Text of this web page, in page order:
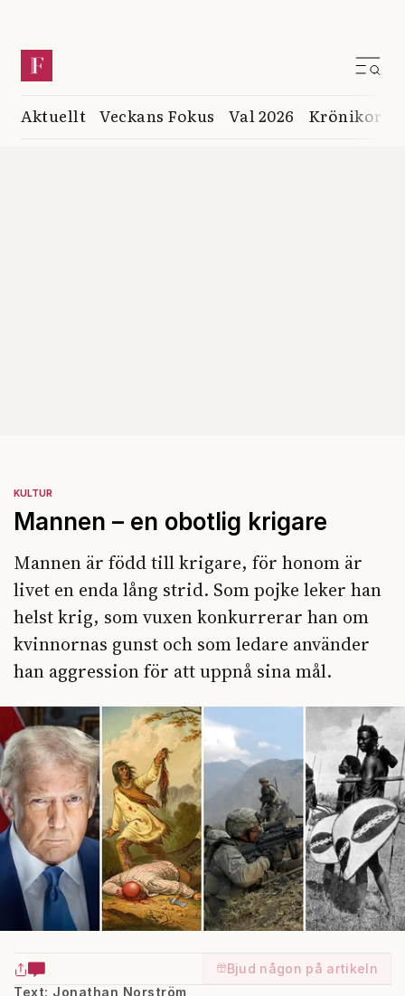
Aktuellt Veckans Fokus Val 2026 Krönikor
KULTUR
Mannen – en obotlig krigare
Mannen är född till krigare, för honom är
livet en enda lång strid. Som pojke leker han
helst krig, som vuxen konkurrerar han om
kvinnornas gunst och som ledare använder
han aggression för att uppnå sina mål.
Bjud någon på artikeln
Text: Jonathan Norström